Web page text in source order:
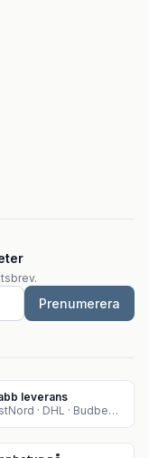
Prenumerera
leverans
PostNord · DHL · Budbee · Instabox